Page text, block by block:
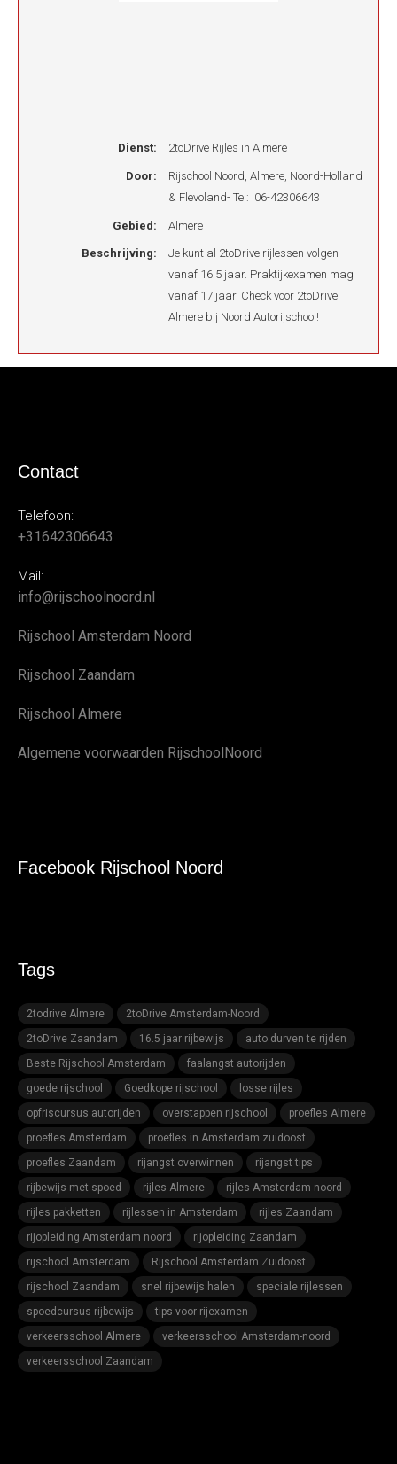
Dienst: 2toDrive Rijles in Almere
Door: Rijschool Noord Almere, Noord-Holland
& Flevoland-Tel: 06-42306643
Gebied: Almere
Beschrijving:
Je kunt al 2toDrive rijlessen volgen
vanaf 16.5 jaar. Praktijkexamen mag
vanaf 17 jaar. Check voor 2toDrive
Almere bij Noord Autorijschool!
Contact
Telefoon:
+31642306643
Mail:
info@rijschoolnoord.nl
Rijschool Amsterdam Noord
Rijschool Zaandam
Rijschool Almere
Algemene voorwaarden RijschoolNoord
Facebook Rijschool Noord
Tags
2todrive Almere
2toDrive Amsterdam-Noord
2toDrive Zaandam
16.5 jaar rijbewijs
auto durven te rijden
Beste Rijschool Amsterdam
faalangst autorijden
goede rijschool
Goedkope rijschool
losse rijles
opfriscursus autorijden
overstappen rijschool
proefles Almere
proefles Amsterdam
proefles in Amsterdam zuidoost
proefles Zaandam
rijangst overwinnen
rijangst tips
rijbewijs met spoed
rijles Almere
rijles Amsterdam noord
rijles pakketten
rijlessen in Amsterdam
rijles Zaandam
rijopleiding Amsterdam noord
rijopleiding Zaandam
rijschool Amsterdam
Rijschool Amsterdam Zuidoost
rijschool Zaandam
snel rijbewijs halen
speciale rijlessen
spoedcursus rijbewijs
tips voor rijexamen
verkeersschool Almere
verkeersschool Amsterdam-noord
verkeersschool Zaandam